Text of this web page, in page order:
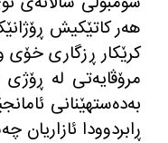
هەر کاتێکیش
کرێکار ڕزگاری خۆی
مرۆڤایەتی لە ڕۆژی1
بەدەستهێنانی
ڕابردوودا ئازاریان